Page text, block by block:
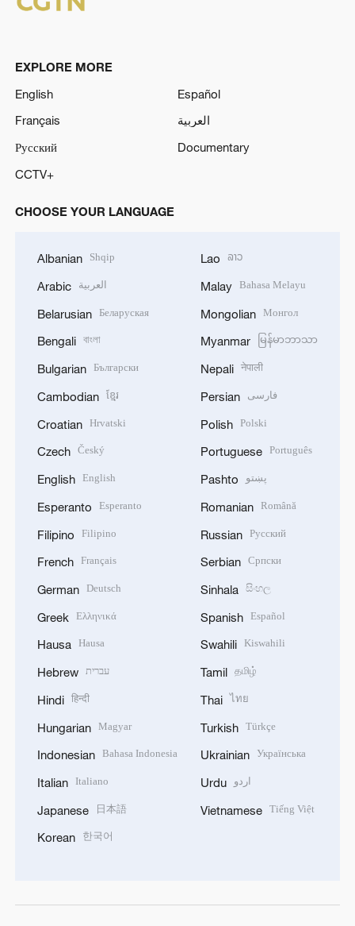
EXPLORE MORE
English
Español
Français
العربية
Русский
Documentary
CCTV+
CHOOSE YOUR LANGUAGE
Albanian Shqip
Arabic العربية
Belarusian Беларуская
Bengali বাংলা
Bulgarian Български
Cambodian ខ្មែរ
Croatian Hrvatski
Czech Český
English English
Esperanto Esperanto
Filipino Filipino
French Français
German Deutsch
Greek Ελληνικά
Hausa Hausa
Hebrew עברית
Hindi हिन्दी
Hungarian Magyar
Indonesian Bahasa Indonesia
Italian Italiano
Japanese 日本語
Korean 한국어
Lao ລາວ
Malay Bahasa Melayu
Mongolian Монгол
Myanmar မြန်မာဘာသာ
Nepali नेपाली
Persian فارسی
Polish Polski
Portuguese Português
Pashto پښتو
Romanian Română
Russian Русский
Serbian Српски
Sinhala සිංහල
Spanish Español
Swahili Kiswahili
Tamil தமிழ்
Thai ไทย
Turkish Türkçe
Ukrainian Українська
Urdu اردو
Vietnamese Tiếng Việt